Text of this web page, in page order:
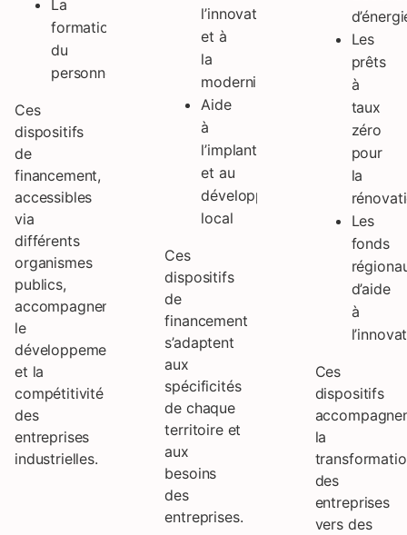
La
formation
du
personnel
Ces
dispositifs
de
financement,
accessibles
via
différents
organismes
publics,
accompagnent
le
développement
et la
compétitivité
des
entreprises
industrielles.
l’innovation
et à
la
modernisation
Aide
à
l’implantation
et au
développement
local
Ces
dispositifs
de
financement
s’adaptent
aux
spécificités
de chaque
territoire et
aux
besoins
des
entreprises.
Les
prêts
à
taux
zéro
pour
la
Les
fonds
d’aide
à
Ces
dispositifs
la
des
entreprises
vers des